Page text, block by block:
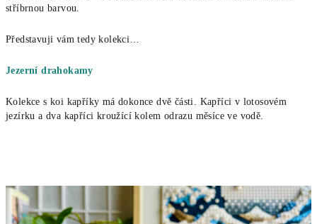
stříbrnou barvou.
Představuji vám tedy kolekci…
Jezerní drahokamy
Kolekce s koi kapříky má dokonce dvě části. Kapříci v lotosovém
jezírku a dva kapříci kroužící kolem odrazu měsíce ve vodě.